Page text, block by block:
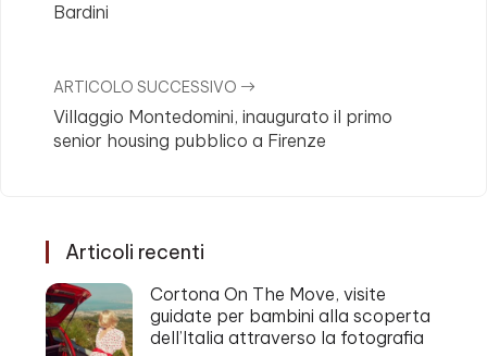
Bardini
ARTICOLO SUCCESSIVO
Villaggio Montedomini, inaugurato il primo
senior housing pubblico a Firenze
Articoli recenti
Cortona On The Move, visite
guidate per bambini alla scoperta
dell’Italia attraverso la fotografia